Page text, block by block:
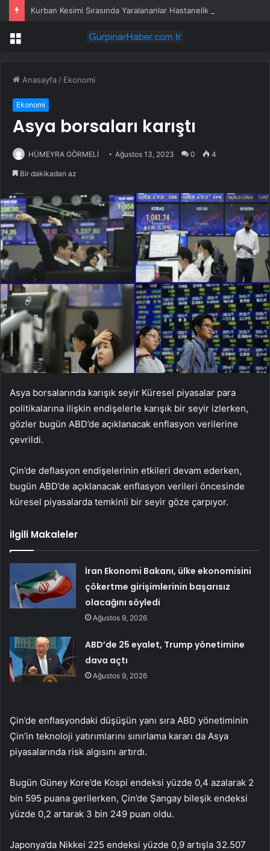
Kurban Kesimi Sırasında Yaralananlar Hastanelik Oldu
Menü
Anasayfa / Ekonomi
Ekonomi
Asya borsaları karıştı
HÜMEYRA GÖRMELİ Ağustos 13, 2023 0 4
Bir dakikadan az
Asya borsalarında karışık seyir Küresel piyasalar para
politikalarına ilişkin endişelerle karışık bir seyir izlerken,
gözler bugün ABD’de açıklanacak enflasyon verilerine
çevrildi.
Çin’de deflasyon endişelerinin etkileri devam ederken,
bugün ABD’de açıklanacak enflasyon verileri öncesinde
küresel piyasalarda temkinli bir seyir göze çarpıyor.
İlgili Makaleler
İran Ekonomi Bakanı, ülke ekonomisini
çökertme girişimlerinin başarısız
olacağını söyledi
Ağustos 9, 2026
ABD’de 25 eyalet, Trump yönetimine
dava açtı
Ağustos 9, 2026
Çin’de enflasyondaki düşüşün yanı sıra ABD yönetiminin
Çin’in teknoloji yatırımlarını sınırlama kararı da Asya
piyasalarında risk algısını artırdı.
Bugün Güney Kore’de Kospi endeksi yüzde 0,4 azalarak 2
bin 595 puana gerilerken, Çin’de Şangay bileşik endeksi
yüzde 0,2 artarak 3 bin 249 puan oldu.
Japonya’da Nikkei 225 endeksi yüzde 0,9 artışla 32.507